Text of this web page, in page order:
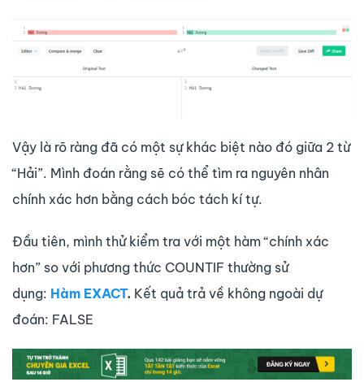
Vậy là rõ ràng đã có một sự khác biệt nào đó giữa 2 từ
“Hải”. Mình đoán rằng sẽ có thể tìm ra nguyên nhân
chính xác hơn bằng cách bóc tách kí tự.
Đầu tiên, mình thử kiểm tra với một hàm “chính xác
hơn” so với phương thức COUNTIF thường sử
dụng: Hàm EXACT. Kết quả trả về không ngoài dự
đoán: FALSE